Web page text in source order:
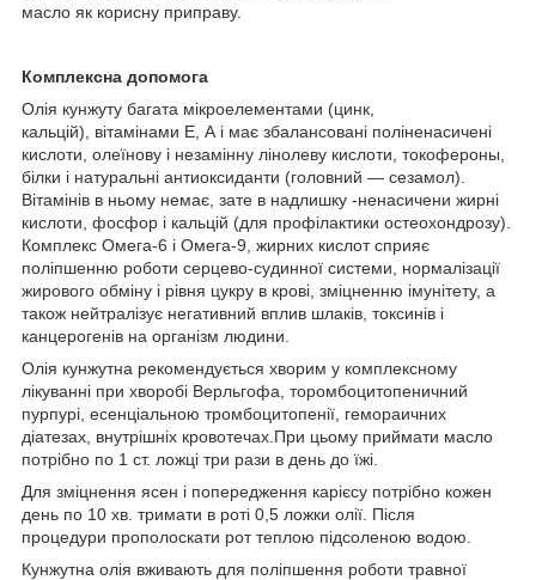
масло як корисну приправу.
Комплексна допомога
Олія кунжуту багата мікроелементами (цинк,
кальцій), вітамінами Е, А і має збалансовані поліненасичені
кислоти, олеїнову і незамінну лінолеву кислоти, токофероны,
білки і натуральні антиоксиданти (головний ― сезамол).
Вітамінів в ньому немає, зате в надлишку -ненасичени жирні
кислоти, фосфор і кальцій (для профілактики остеохондрозу).
Комплекс Омега-6 і Омега-9, жирних кислот сприяє
поліпшенню роботи серцево-судинної системи, нормалізації
жирового обміну і рівня цукру в крові, зміцненню імунітету, а
також нейтралізує негативний вплив шлаків, токсинів і
канцерогенів на організм людини.
Олія кунжутна рекомендується хворим у комплексному
лікуванні при хворобі Верльгофа, торомбоцитопеничний
пурпурі, есенціальною тромбоцитопенії, гемораичних
діатезах, внутрішніх кровотечах.При цьому приймати масло
потрібно по 1 ст. ложці три рази в день до їжі.
Для зміцнення ясен і попередження карієсу потрібно кожен
день по 10 хв. тримати в роті 0,5 ложки олії. Після
процедури прополоскати рот теплою підсоленою водою.
Кунжутна олія вживають для поліпшення роботи травної